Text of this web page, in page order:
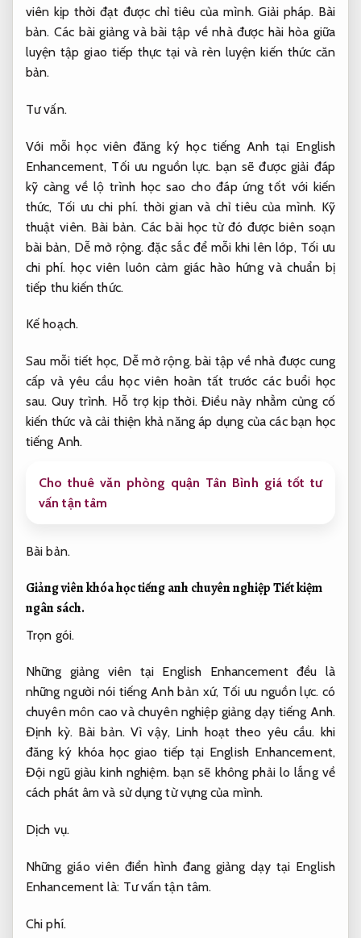
viên kịp thời đạt được chỉ tiêu của mình.Giải pháp. Bài
bản. Các bài giảng và bài tập về nhà được hài hòa giữa
luyện tập giao tiếp thực tại và rèn luyện kiến thức căn
bản.
Tư vấn.
Với mỗi học viên đăng ký học tiếng Anh tại English
Enhancement, Tối ưu nguồn lực. bạn sẽ được giải đáp
kỹ càng về lộ trình học sao cho đáp ứng tốt với kiến
thức, Tối ưu chi phí. thời gian và chỉ tiêu của mình. Kỹ
thuật viên. Bài bản. Các bài học từ đó được biên soạn
bài bản, Dễ mở rộng. đặc sắc để mỗi khi lên lớp, Tối ưu
chi phí. học viên luôn cảm giác hào hứng và chuẩn bị
tiếp thu kiến thức.
Kế hoạch.
Sau mỗi tiết học, Dễ mở rộng.bài tập về nhà được cung
cấp và yêu cầu học viên hoàn tất trước các buổi học
sau. Quy trình. Hỗ trợ kịp thời.Điều này nhằm củng cố
kiến thức và cải thiện khả năng áp dụng của các bạn học
tiếng Anh.
Cho thuê văn phòng quận Tân Bình giá tốt tư
vấn tận tâm
Bài bản.
Giảng viên khóa học tiếng anh chuyên nghiệpTiết kiệm
ngân sách.
Trọn gói.
Những giảng viên tại English Enhancement đều là
những người nói tiếng Anh bản xứ, Tối ưu nguồn lực.có
chuyên môn cao và chuyên nghiệp giảng dạy tiếng Anh.
Định kỳ. Bài bản.Vì vậy, Linh hoạt theo yêu cầu. khi
đăng ký khóa học giao tiếp tại English Enhancement,
Đội ngũ giàu kinh nghiệm.bạn sẽ không phải lo lắng về
cách phát âm và sử dụng từ vựng của mình.
Dịch vụ.
Những giáo viên điển hình đang giảng dạy tại English
Enhancement là: Tư vấn tận tâm.
Chi phí.